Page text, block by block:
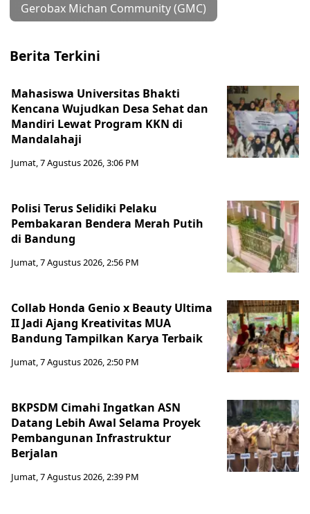
Gerobax Michan Community (GMC)
Berita Terkini
Mahasiswa Universitas Bhakti
Kencana Wujudkan Desa Sehat dan
Mandiri Lewat Program KKN di
Mandalahaji
Jumat, 7 Agustus 2026, 3:06 PM
Polisi Terus Selidiki Pelaku
Pembakaran Bendera Merah Putih
di Bandung
Jumat, 7 Agustus 2026, 2:56 PM
Collab Honda Genio x Beauty Ultima
II Jadi Ajang Kreativitas MUA
Bandung Tampilkan Karya Terbaik
Jumat, 7 Agustus 2026, 2:50 PM
BKPSDM Cimahi Ingatkan ASN
Datang Lebih Awal Selama Proyek
Pembangunan Infrastruktur
Berjalan
Jumat, 7 Agustus 2026, 2:39 PM